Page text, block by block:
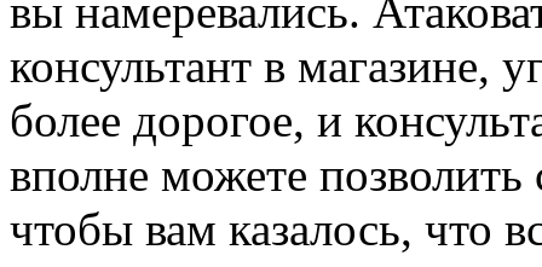
вы намеревались.
консультант в магазине,
более дорогое, и
вполне можете
чтобы вам казалось, что